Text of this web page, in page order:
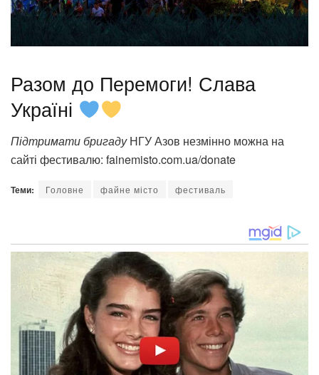
Разом до Перемоги! Слава
Україні
Підтримати бригадуНГУ Азов незмінно можна на
сайті фестивалю: fainemisto.com.ua/donate
Теми: Головне файне місто фестиваль